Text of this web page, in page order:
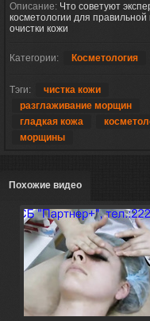
Описание: Что советуют
косметологии для
очистки кожи
Категории: Косметология
Тэги:
чистка кожи
разглаживание морщин
гладкая кожа
морщины
Похожие видео